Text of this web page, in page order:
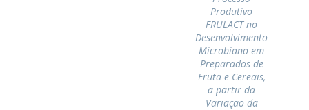
Produtivo
FRULACT no
Desenvolvimento
Microbiano em
Preparados de
Fruta e Cereais,
a partir da
Variação da